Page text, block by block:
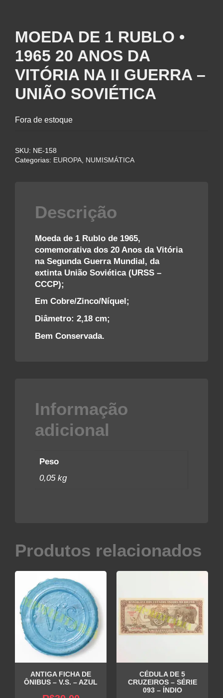
MOEDA DE 1 RUBLO •
1965 20 ANOS DA
VITÓRIA NA II GUERRA –
UNIÃO SOVIÉTICA
Fora de estoque
SKU: NE-158
Categorias: EUROPA NUMISMÁTICA
Descrição
Moeda de 1 Rublo de 1965,
comemorativa dos 20 Anos da Vitória
na Segunda Guerra Mundial, da
extinta União Soviética (URSS –
CCCP);
Em Cobre/Zinco/Níquel;
Diâmetro: 2,18 cm;
Bem Conservada.
Informação
adicional
Peso
0,05 kg
Produtos relacionados
ANTIGA FICHA DE
ÔNIBUS – V.S. – AZUL
CÉDULA DE 5
CRUZEIROS – SÉRIE
093 – ÍNDIO